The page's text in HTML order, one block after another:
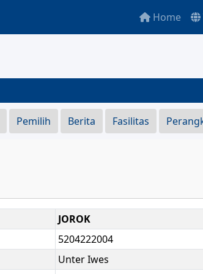
Home
Pemilih Berita Fasilitas
JOROK
5204222004
Unter Iwes